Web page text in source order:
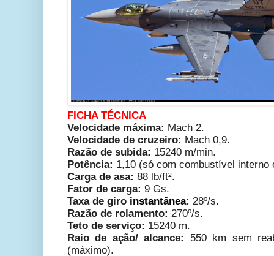
FICHA TÉCNICA
Velocidade máxima: Mach 2.
Velocidade de cruzeiro: Mach 0,9.
Razão de subida: 15240 m/min.
Potência: 1,10 (só com combustível interno
Carga de asa: 88 lb/ft².
Fator de carga: 9 Gs.
Taxa de giro instantânea: 28º/s.
Razão de rolamento: 270º/s.
Teto de serviço: 15240 m.
Raio de ação/ alcance:
550 km sem
(máximo).